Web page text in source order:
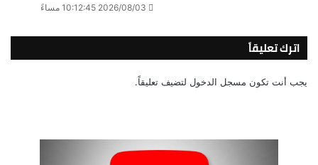
2026/08/03 10:12:45 مساءً
اترك تعليقاً
يجب أنت تكون مسجل الدخول لتضيف تعليقاً.